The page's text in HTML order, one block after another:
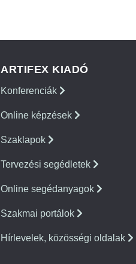
ARTIFEX KIADÓ
Konferenciák
Online képzések
Szaklapok
Tervezési segédletek
Online segédanyagok
Szakmai portálok
Hírlevelek, közösségi oldalak